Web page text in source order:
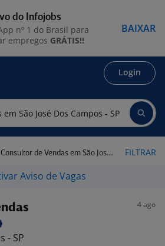
Login
de Vendas em São José dos Campos - SP FILTRAR
Aviso de Vagas
4 ago
- SP
do Infojobs
nº 1 do Brasil para
empregos GRÁTIS!!
BAIXAR